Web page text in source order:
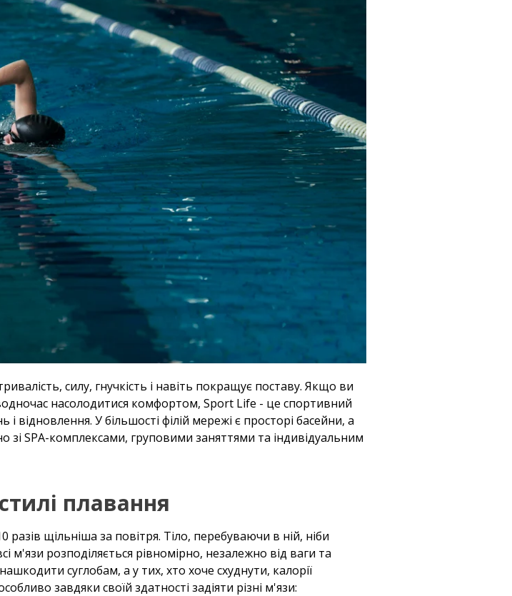
силу, гнучкість і навіть покращує поставу. Якщо ви
насолодитися комфортом, Sport Life - це спортивний
відновлення. У більшості філій мережі є просторі басейни, а
SPA-комплексами, груповими заняттями та індивідуальним
плавання
щільніша за повітря. Тіло, перебуваючи в ній, ніби
м'язи розподіляється рівномірно, незалежно від ваги та
суглобам, а у тих, хто хоче схуднути, калорії
завдяки своїй здатності задіяти різні м'язи: